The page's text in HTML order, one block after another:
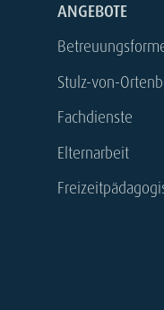
ANGEBOTE
Stulz-von-
Fachdienste
Elternarbeit